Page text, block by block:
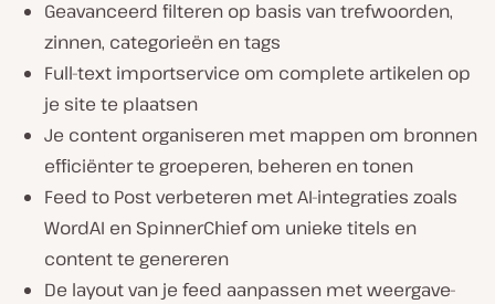
Geavanceerd filteren op basis van trefwoorden,
zinnen, categorieën en tags
Full-text importservice om complete artikelen op
je site te plaatsen
Je content organiseren met mappen om bronnen
efficiënter te groeperen, beheren en tonen
Feed to Post verbeteren met AI-integraties zoals
WordAI en SpinnerChief om unieke titels en
content te genereren
De layout van je feed aanpassen met weergave-